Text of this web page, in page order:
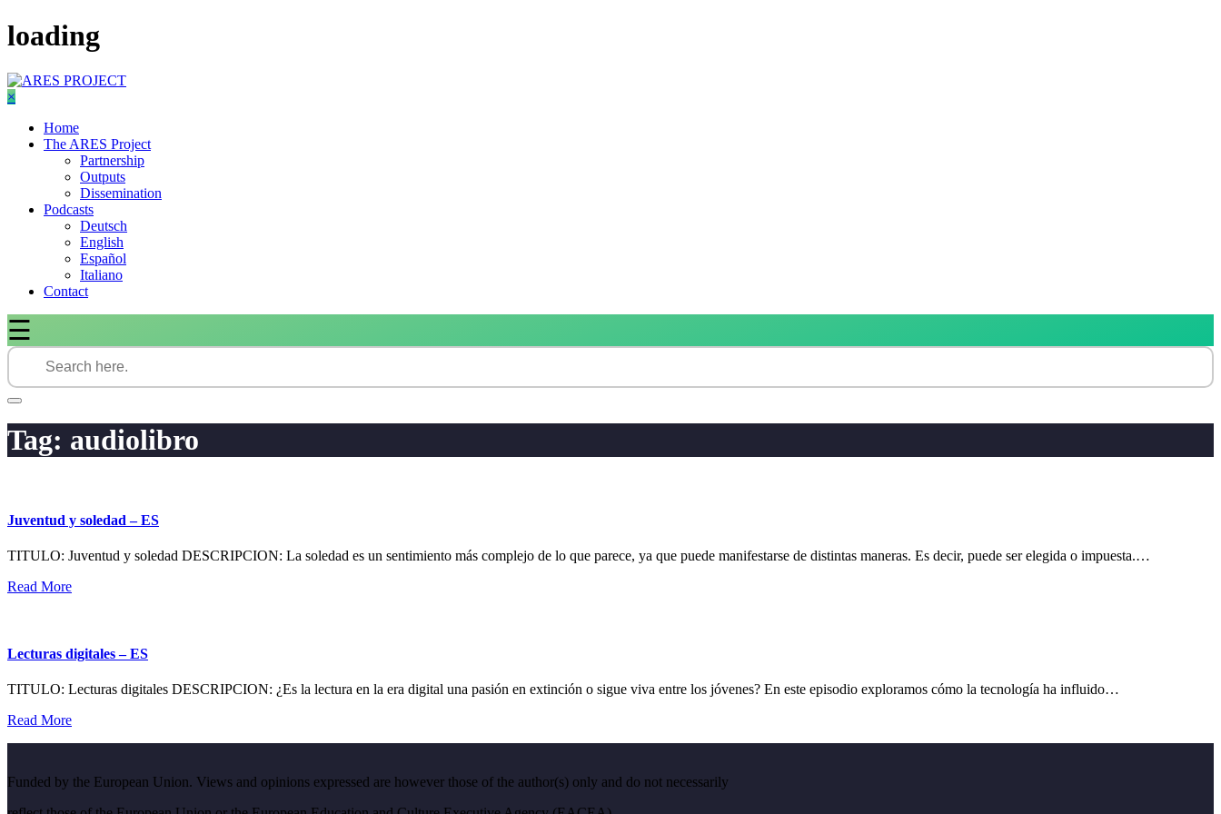
Skip
to
loading
×
Home
The ARES Project
Partnership
Outputs
Dissemination
Podcasts
Deutsch
English
Español
Italiano
Contact
☰
Tag: audiolibro
Juventud y soledad – ES
TITULO: Juventud y soledad DESCRIPCION: La soledad es un sentimiento más complejo de lo que parece, ya que puede manifestarse de distintas maneras. Es decir, puede ser elegida o impuesta.…
Read More
Lecturas digitales – ES
TITULO: Lecturas digitales DESCRIPCION: ¿Es la lectura en la era digital una pasión en extinción o sigue viva entre los jóvenes? En este episodio exploramos cómo la tecnología ha influido…
Read More
Funded by the European Union. Views and opinions expressed are however those of the author(s) only and do not necessarily